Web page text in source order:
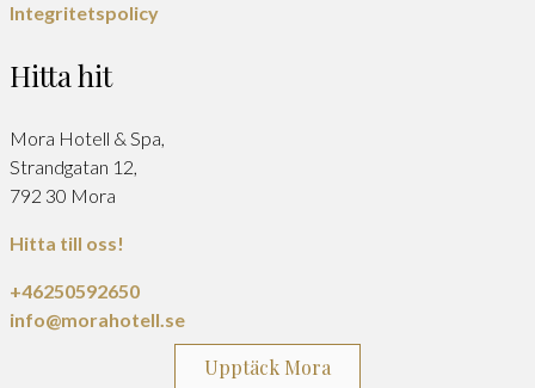
Integritetspolicy
Hitta hit
Mora Hotell & Spa,
Strandgatan 12,
792 30 Mora
Hitta till oss!
+46250592650
info@morahotell.se
Upptäck Mora